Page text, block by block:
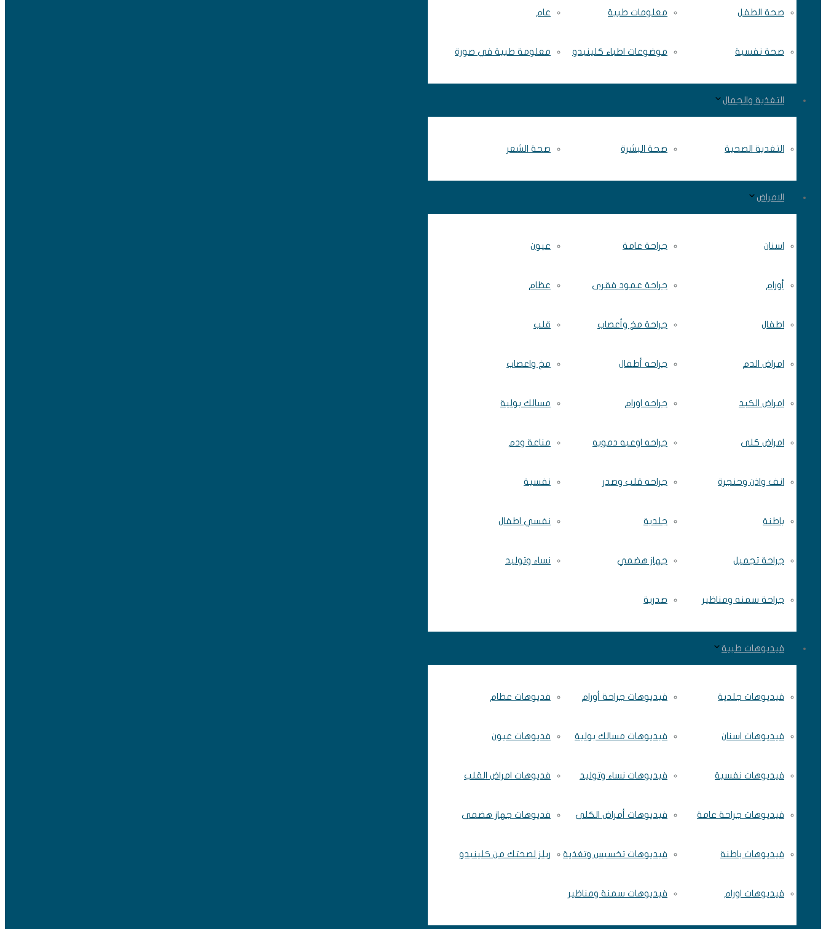
صحة الطفل
صحة نفسية
معلومات طبية
موضوعات اطباء كلينيدو
عام
معلومة طبية في صورة
التغذية والجمال
التغدية الصحية صحة البشرة صحة الشعر
الامراض
اسنان
أورام
اطفال
امراض الدم
امراض الكبد
امراض كلى
انف واذن وحنجرة
باطنة
جراحة تجميل
جراحة سمنه ومناظير
جراحة عامة
جراحة عمود فقرى
جراحة مخ وأعصاب
جراحه أطفال
جراحه اورام
جراحه اوعيه دمويه
جراحه قلب وصدر
جلدية
جهاز هضمي
صدرية
عيون
عظام
قلب
مخ واعصاب
مسالك بولية
مناعة ودم
نفسية
نفسي اطفال
نساء وتوليد
فيديوهات طبية
فيديوهات جلدية
فيديوهات اسنان
فيديوهات نفسية
فيديوهات جراحة عامة
فيديوهات باطنة
فيديوهات اورام
فيديوهات جراحة أورام
فيديوهات مسالك بولية
فيديوهات نساء وتوليد
فيديوهات أمراض الكلى
فيديوهات تخسيس وتغذية
فيديوهات سمنة ومناظير
فديوهات عظام
فديوهات عيون
فديوهات امراض القلب
فديوهات جهاز هضمى
ريلز لصحتك من كلينيدو